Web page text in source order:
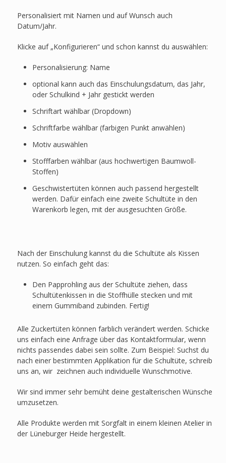
Personalisiert mit Namen und auf Wunsch auch
Datum/Jahr.
Klicke auf „Konfigurieren“ und schon kannst du auswählen:
Personalisierung: Name
optional kann auch das Einschulungsdatum, das Jahr,
oder Schulkind + Jahr gestickt werden
Schriftart wählbar (Dropdown)
Schriftfarbe wählbar (farbigen Punkt anwählen)
Motiv auswählen
Stofffarben wählbar (aus hochwertigen Baumwoll-
Stoffen)
Geschwistertüten können auch passend hergestellt
werden. Dafür einfach eine zweite Schultüte in den
Warenkorb legen, mit der ausgesuchten Größe.
Nach der Einschulung kannst du die Schultüte als Kissen
nutzen. So einfach geht das:
Den Papprohling aus der Schultüte ziehen, dass
Schultütenkissen in die Stoffhülle stecken und mit
einem Gummiband zubinden. Fertig!
Alle Zuckertüten können farblich verändert werden. Schicke
uns einfach eine Anfrage über das Kontaktformular, wenn
nichts passendes dabei sein sollte. Zum Beispiel: Suchst du
nach einer bestimmten Applikation für die Schultüte, schreib
uns an, wir zeichnen auch individuelle Wunschmotive.
Wir sind immer sehr bemüht deine gestalterischen Wünsche
umzusetzen.
Alle Produkte werden mit Sorgfalt in einem kleinen Atelier in
der Lüneburger Heide hergestellt.